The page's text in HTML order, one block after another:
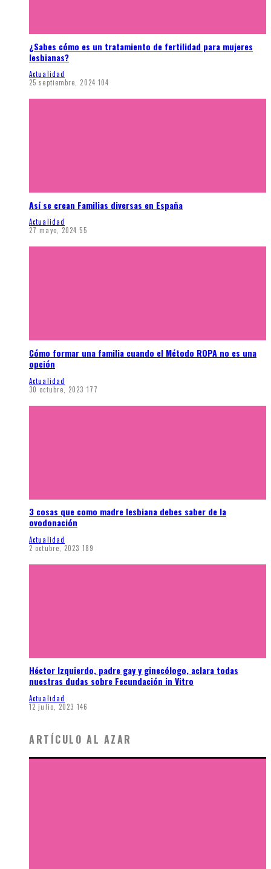
¿Sabes cómo es un tratamiento de fertilidad para mujeres
lesbianas?
Actualidad
25 septiembre, 2024 104
Así se crean Familias diversas en España
Actualidad
27 mayo, 2024 55
Cómo formar una familia cuando el Método ROPA no es una
opción
Actualidad
30 octubre, 2023 177
3 cosas que como madre lesbiana debes saber de la
ovodonación
Actualidad
2 octubre, 2023 189
Héctor Izquierdo, padre gay y ginecólogo, aclara todas
nuestras dudas sobre Fecundación in Vitro
Actualidad
12 julio, 2023 146
ARTÍCULO AL AZAR